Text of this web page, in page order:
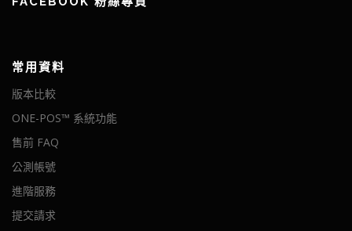
常用資料
版本比較
ONE-POS™ 系統功能
售前 FAQ
公測帳號
進階服務
提交請求